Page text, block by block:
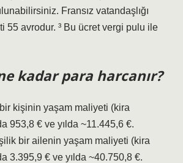
Fransız vatandaşlığı
55 avrodur. ³ Bu ücret vergi pulu ile
kadar para harcanır?
kişinin yaşam maliyeti (kira
953,8 € ve yılda ~11.445,6 €.
bir ailenin yaşam maliyeti (kira
3.395,9 € ve yılda ~40.750,8 €.